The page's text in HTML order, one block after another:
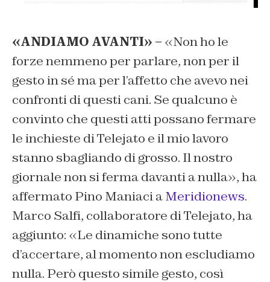
«ANDIAMO AVANTI» – «Non ho le
forze nemmeno per parlare, non per il
gesto in sé ma per l’affetto che avevo nei
confronti di questi cani. Se qualcuno è
convinto che questi atti possano fermare
le inchieste di Telejato e il mio lavoro
stanno sbagliando di grosso. Il nostro
giornale non si ferma davanti a nulla», ha
affermato Pino Maniaci aMeridionews.
Marco Salfi, collaboratore di Telejato, ha
aggiunto: «Le dinamiche sono tutte
d’accertare, al momento non escludiamo
nulla. Però questo simile gesto, così